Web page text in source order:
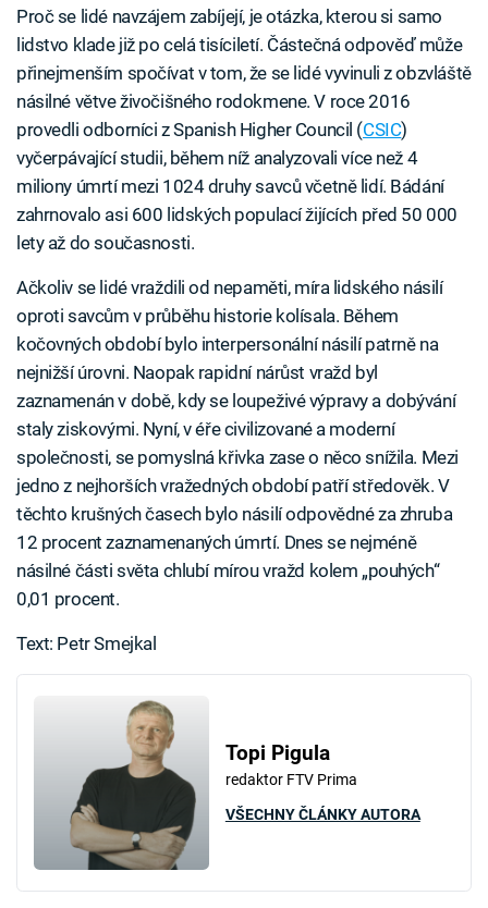
Proč se lidé navzájem zabíjejí, je otázka, kterou si samo
lidstvo klade již po celá tisíciletí. Částečná odpověď může
přinejmenším spočívat v tom, že se lidé vyvinuli z obzvláště
násilné větve živočišného rodokmene. V roce 2016
provedli odborníci z Spanish Higher Council (CSIC)
vyčerpávající studii, během níž analyzovali více než 4
miliony úmrtí mezi 1024 druhy savců včetně lidí. Bádání
zahrnovalo asi 600 lidských populací žijících před 50 000
lety až do současnosti.
Ačkoliv se lidé vraždili od nepaměti, míra lidského násilí
oproti savcům v průběhu historie kolísala. Během
kočovných období bylo interpersonální násilí patrně na
nejnižší úrovni. Naopak rapidní nárůst vražd byl
zaznamenán v době, kdy se loupeživé výpravy a dobývání
staly ziskovými. Nyní, v éře civilizované a moderní
společnosti, se pomyslná křivka zase o něco snížila. Mezi
jedno z nejhorších vražedných období patří středověk. V
těchto krušných časech bylo násilí odpovědné za zhruba
12 procent zaznamenaných úmrtí. Dnes se nejméně
násilné části světa chlubí mírou vražd kolem „pouhých“
0,01 procent.
Text: Petr Smejkal
Topi Pigula
redaktor FTV Prima
VŠECHNY ČLÁNKY AUTORA